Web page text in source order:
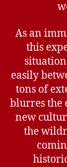
As an
this
easily
tons of
blurres the
new
the